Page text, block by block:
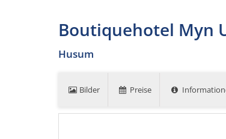
Boutiquehotel Myn
Husum
Bilder Preise